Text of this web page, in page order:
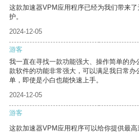
这款加速器VPM应用程序已经为我们带来
护。
2024-12-05
游客
我一直在寻找一款功能强大、操作简单的办
款软件的功能非常强大，可以满足我日常办
单，即使是小白也能快速上手。
2024-12-05
游客
这款加速器VPM应用程序可以给你提供最高